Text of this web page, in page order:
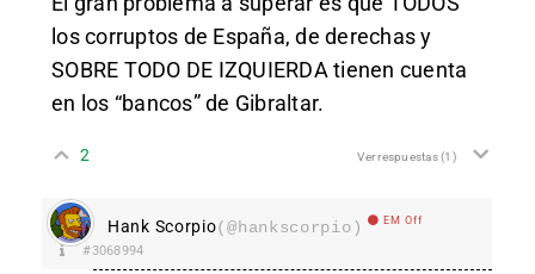
los corruptos de España, de derechas y
SOBRE TODO DE IZQUIERDA tienen cuenta
en los “bancos” de Gibraltar.
2 Ver respuestas(1)
Hank Scorpio(@hankscorpio) EM Off
#3068994